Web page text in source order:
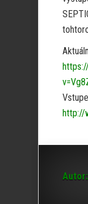
http://
Autor: